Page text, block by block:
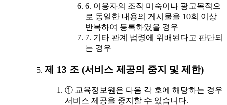
6. 이용자의 조작 미숙이나 광고목적으
로 동일한 내용의 게시물을 10회 이상
반복하여 등록하였을 경우
7. 기타 관계 법령에 위배된다고 판단되
는 경우
제 13 조 (서비스 제공의 중지 및 제한)
① 교육정보원은 다음 각 호에 해당하는 경우
서비스 제공을 중지할 수 있습니다.